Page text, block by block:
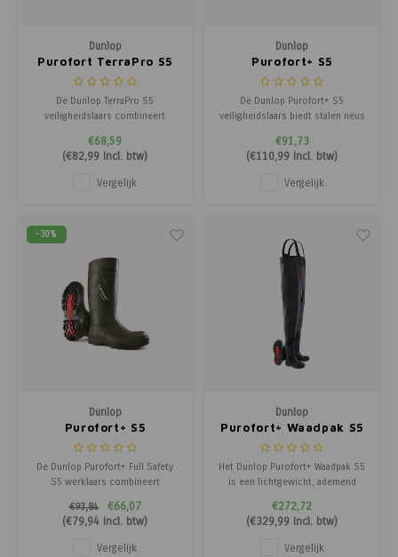
Dunlop
Purofort TerraPro S5
De Dunlop TerraPro S5
veiligheidslaars combineert
neus en zool, antislip grip en
slijtage-indicatoren voor
professioneel gebruik.
€68,59
(€82,99 Incl. btw)
Vergelijk
Dunlop
Purofort+ S5
De Dunlop Purofort+ S5
veiligheidslaars biedt stalen neus
-20°C en extra stabiliteit voor
constructie en infra.
€91,73
(€110,99 Incl. btw)
Vergelijk
-30%
Dunlop
Purofort+ S5
De Dunlop Purofort+ Full Safety
S5 werklaars combineert
uitzonderlijk draagcomfort.
Dankzij de stalen neus & zool,
uitstekende antislip grip &
€93,84
€66,07
(€79,94 Incl. btw)
Vergelijk
Dunlop
Purofort+ Waadpak S5
Het Dunlop Purofort+ Waadpak S5
is een lichtgewicht, ademend
zool en antislipzool voor veilig
werken in natte omstandigheden.
€272,72
(€329,99 Incl. btw)
Vergelijk